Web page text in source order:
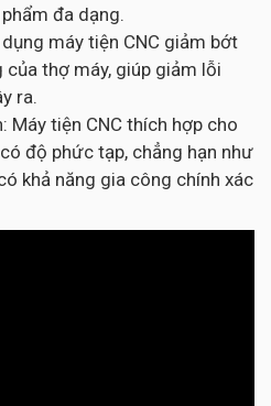
đa dạng.
máy tiện CNC giảm bớt
thợ máy, giúp giảm lỗi
ra.
Máy tiện CNC thích hợp cho
độ phức tạp, chẳng hạn như
khả năng gia công chính xác